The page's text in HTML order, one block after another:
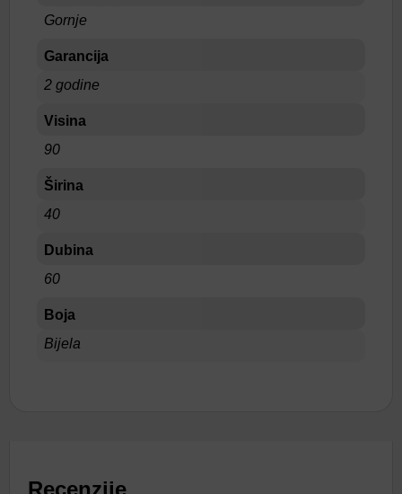
Gornje
Garancija
2 godine
Visina
90
Širina
40
Dubina
60
Boja
Bijela